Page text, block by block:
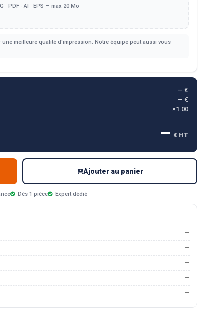
· PDF · AI · EPS — max 20 Mo
une meilleure qualité d'impression. Notre équipe peut aussi vous
— €
— €
×1.00
— € HT
Ajouter au panier
Dès 1 pièce Expert dédié
—
—
—
—
—